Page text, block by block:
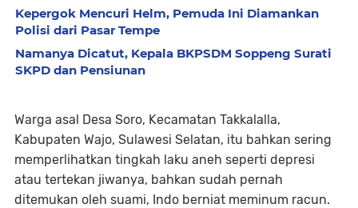
Kepergok Mencuri Helm, Pemuda Ini Diamankan
Polisi dari Pasar Tempe
Namanya Dicatut, Kepala BKPSDM Soppeng Surati
SKPD dan Pensiunan
Warga asal Desa Soro, Kecamatan Takkalalla,
Kabupaten Wajo, Sulawesi Selatan, itu bahkan sering
memperlihatkan tingkah laku aneh seperti depresi
atau tertekan jiwanya, bahkan sudah pernah
ditemukan oleh suami, Indo berniat meminum racun.